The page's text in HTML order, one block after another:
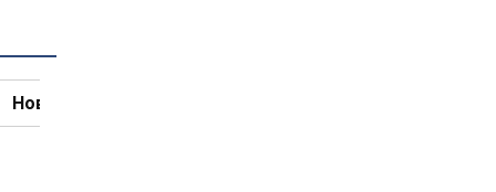
Новини кулінарії